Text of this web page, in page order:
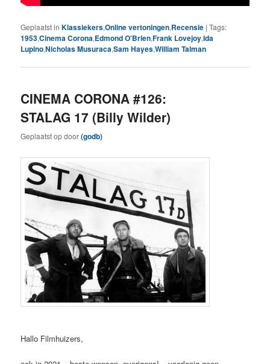
Geplaatst in Klassiekers,Online vertoningen,Recensie |Tags:
1953,Cinema Corona,Edmond O'Brien,Frank Lovejoy,Ida
Lupino,Nicholas Musuraca,Sam Hayes,William Talman
CINEMA CORONA #126:
STALAG 17 (Billy Wilder)
Geplaatst opdoor(godb)
Hallo Filmhuizers,